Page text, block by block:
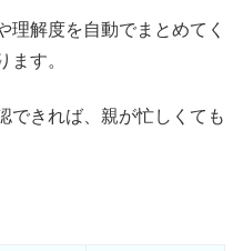
理解度を自動でまとめてく
ます。
できれば、親が忙しくても